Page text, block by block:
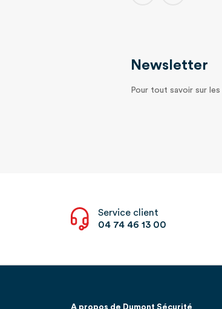
Newsletter
Pour tout savoir sur
Service client
04 74 46 13 00
A propos de Dumont Sécurité